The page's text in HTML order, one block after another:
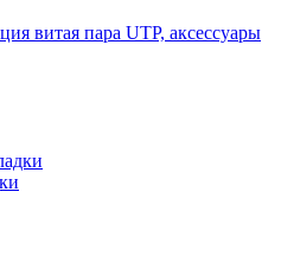
витая пара UTP, аксессуары